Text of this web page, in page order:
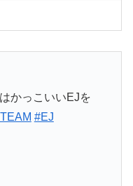
かっこいいEJを
#EJ